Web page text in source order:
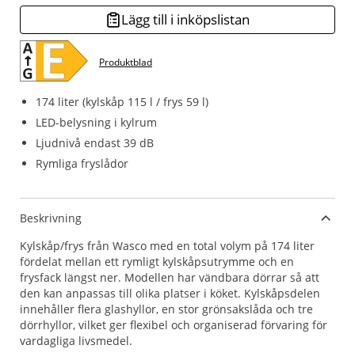
Produktblad
174 liter (kylskåp 115 l / frys 59 l)
LED-belysning i kylrum
Ljudnivå endast 39 dB
Rymliga fryslådor
Lägg till i inköpslistan
Beskrivning
Kylskåp/frys från Wasco med en total volym på 174 liter
fördelat mellan ett rymligt kylskåpsutrymme och en
frysfack längst ner. Modellen har vändbara dörrar så att
den kan anpassas till olika platser i köket. Kylskåpsdelen
innehåller flera glashyllor, en stor grönsakslåda och tre
dörrhyllor, vilket ger flexibel och organiserad förvaring för
vardagliga livsmedel.